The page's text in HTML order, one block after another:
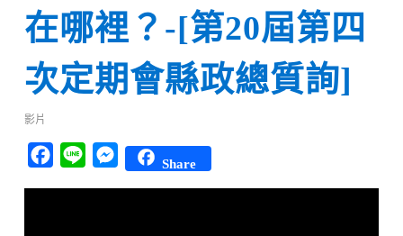
在哪裡？-[第20屆第四
次定期會縣政總質詢]
影片
Facebook
Line Messenger
Share